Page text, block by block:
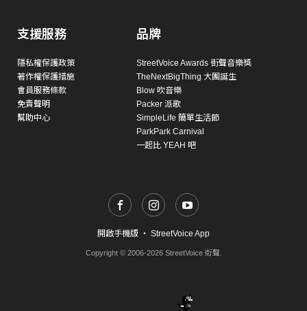
支援服務
隱私權保護政策
著作權保護措施
會員服務條款
免責聲明
幫助中心
品牌
StreetVoice Awards 街聲音樂獎
TheNextBigThing 大團誕生
Blow 吹音樂
Packer 派歌
SimpleLife 簡單生活節
ParkPark Carnival
一起比 YEAH 吧
開啟手機版 ・ StreetVoice App
Copyright © 2006-2026 StreetVoice 街聲.